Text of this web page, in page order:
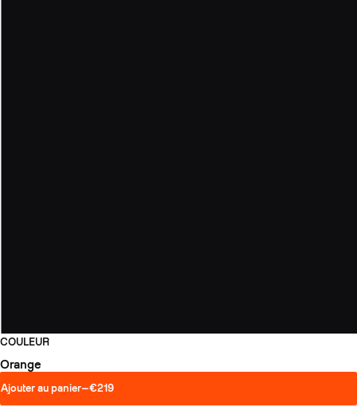
COULEUR
Orange
Ajouter au panier—€219